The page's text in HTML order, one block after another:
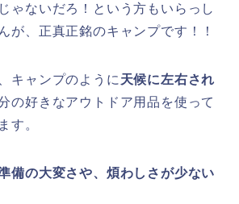
ゃないだろ！という方もいらっし
が、正真正銘のキャンプです！！
キャンプのように 天候に左右され
分の好きなアウトドア用品を使って
す。
備の大変さや、煩わしさが少ない